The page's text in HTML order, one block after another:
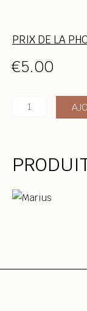
PRIX DE LA
€5.00
quantité